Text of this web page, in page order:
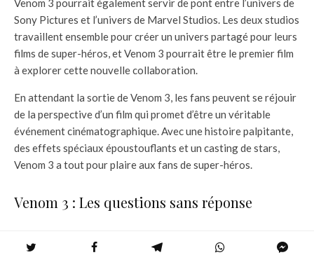
Venom 3 pourrait également servir de pont entre l’univers de
Sony Pictures et l’univers de Marvel Studios. Les deux studios
travaillent ensemble pour créer un univers partagé pour leurs
films de super-héros, et Venom 3 pourrait être le premier film
à explorer cette nouvelle collaboration.
En attendant la sortie de Venom 3, les fans peuvent se réjouir
de la perspective d’un film qui promet d’être un véritable
événement cinématographique. Avec une histoire palpitante,
des effets spéciaux époustouflants et un casting de stars,
Venom 3 a tout pour plaire aux fans de super-héros.
Venom 3 : Les questions sans réponse
Bien que la date de sortie de Venom 3 soit maintenant
officielle, il reste encore quelques questions sans réponse